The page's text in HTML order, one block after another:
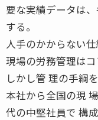
要な実績データは
する。
人手のかからない
現場の労務管理はコ
しかし管 理の手綱
本社から全国の現
代の中堅社員で 構